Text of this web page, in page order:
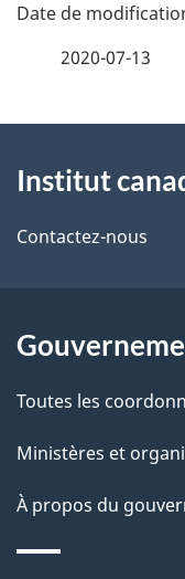
i
l
d
e
p
2020-07-13
propos
de
site
Institut
Contactez-nous
Toutes les
Ministères et
À propos du